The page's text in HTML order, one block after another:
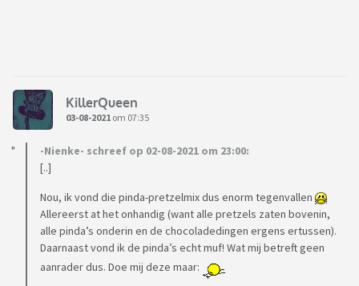
KillerQueen
03-08-2021 om 07:35
-Nienke- schreef op 02-08-2021 om 23:00:
[..]
Nou, ik vond die pinda-pretzelmix dus enorm tegenvallen
Allereerst at het onhandig (want alle pretzels zaten bovenin,
alle pinda’s onderin en de chocoladedingen ergens ertussen).
Daarnaast vond ik de pinda’s echt muf! Wat mij betreft geen
aanrader dus. Doe mij deze maar: